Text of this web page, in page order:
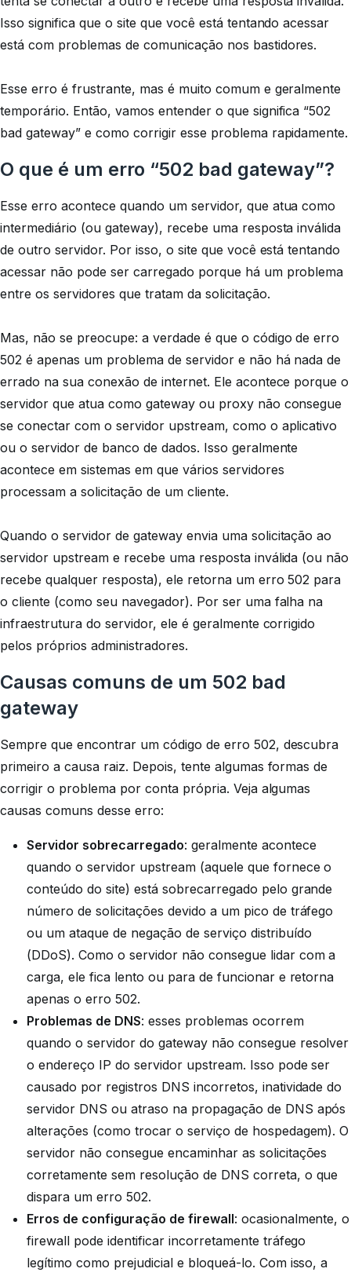
Isso significa que o site que você está tentando acessar
está com problemas de comunicação nos bastidores.
Esse erro é frustrante, mas é muito comum e geralmente
temporário. Então, vamos entender o que significa “502
bad gateway” e como corrigir esse problema rapidamente.
O que é um erro “502 bad gateway”?
Esse erro acontece quando um servidor, que atua como
intermediário (ou gateway), recebe uma resposta inválida
de outro servidor. Por isso, o site que você está tentando
acessar não pode ser carregado porque há um problema
entre os servidores que tratam da solicitação.
Mas, não se preocupe: a verdade é que o código de erro
502 é apenas um problema de servidor e não há nada de
errado na sua conexão de internet. Ele acontece porque o
servidor que atua como gateway ou proxy não consegue
se conectar com o servidor upstream, como o aplicativo
ou o servidor de banco de dados. Isso geralmente
acontece em sistemas em que vários servidores
processam a solicitação de um cliente.
Quando o servidor de gateway envia uma solicitação ao
servidor upstream e recebe uma resposta inválida (ou não
recebe qualquer resposta), ele retorna um erro 502 para
o cliente (como seu navegador). Por ser uma falha na
infraestrutura do servidor, ele é geralmente corrigido
pelos próprios administradores.
Causas comuns de um 502 bad
gateway
Sempre que encontrar um código de erro 502, descubra
primeiro a causa raiz. Depois, tente algumas formas de
corrigir o problema por conta própria. Veja algumas
causas comuns desse erro:
Servidor sobrecarregado: geralmente acontece
quando o servidor upstream (aquele que fornece o
conteúdo do site) está sobrecarregado pelo grande
número de solicitações devido a um pico de tráfego
ou um ataque de negação de serviço distribuído
(DDoS). Como o servidor não consegue lidar com a
carga, ele fica lento ou para de funcionar e retorna
apenas o erro 502.
Problemas de DNS: esses problemas ocorrem
quando o servidor do gateway não consegue resolver
o endereço IP do servidor upstream. Isso pode ser
causado por registros DNS incorretos, inatividade do
servidor DNS ou atraso na propagação de DNS após
alterações (como trocar o serviço de hospedagem). O
servidor não consegue encaminhar as solicitações
corretamente sem resolução de DNS correta, o que
dispara um erro 502.
Erros de configuração de firewall: ocasionalmente, o
firewall pode identificar incorretamente tráfego
legítimo como prejudicial e bloqueá-lo. Com isso, a